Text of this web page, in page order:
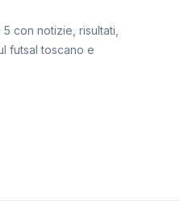
con notizie, risultati,
futsal toscano e